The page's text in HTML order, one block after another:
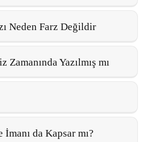
Neden Farz Değildir
Yazılmış mı
da Kapsar mı?